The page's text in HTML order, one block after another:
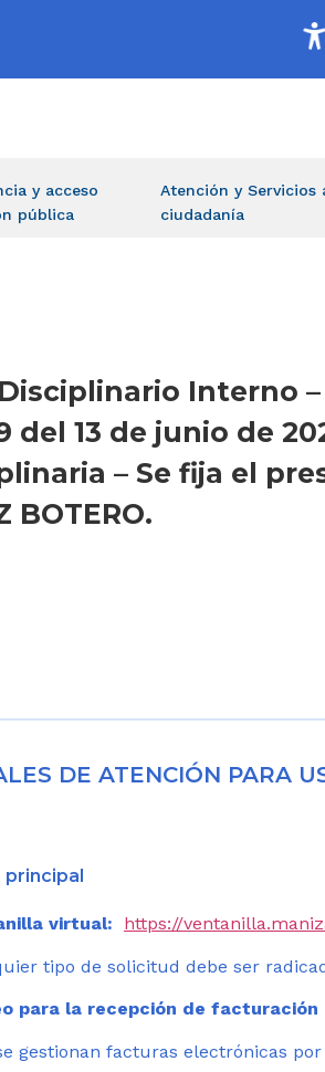
y acceso
pública
Atención y Servicios
ciudadanía
Interno –
del 13 de junio de
– Se fija el
BOTERO.
DE ATENCIÓN PARA
principal
virtual: https://
tipo de solicitud debe ser
para la recepción de
gestionan facturas electrónicas